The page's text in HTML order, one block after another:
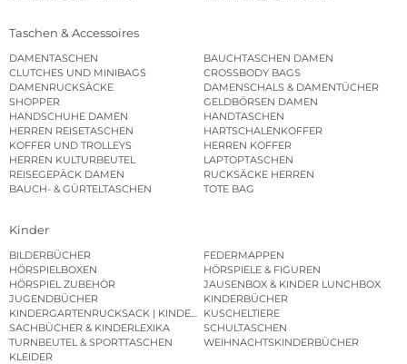
Taschen & Accessoires
DAMENTASCHEN
BAUCHTASCHEN DAMEN
CLUTCHES UND MINIBAGS
CROSSBODY BAGS
DAMENRUCKSÄCKE
DAMENSCHALS & DAMENTÜCHER
SHOPPER
GELDBÖRSEN DAMEN
HANDSCHUHE DAMEN
HANDTASCHEN
HERREN REISETASCHEN
HARTSCHALENKOFFER
KOFFER UND TROLLEYS
HERREN KOFFER
HERREN KULTURBEUTEL
LAPTOPTASCHEN
REISEGEPÄCK DAMEN
RUCKSÄCKE HERREN
BAUCH- & GÜRTELTASCHEN
TOTE BAG
Kinder
BILDERBÜCHER
FEDERMAPPEN
HÖRSPIELBOXEN
HÖRSPIELE & FIGUREN
HÖRSPIEL ZUBEHÖR
JAUSENBOX & KINDER LUNCHBOX
JUGENDBÜCHER
KINDERBÜCHER
KINDERGARTENRUCKSACK | KINDERGARTENBEUTEL
KUSCHELTIERE
SACHBÜCHER & KINDERLEXIKA
SCHULTASCHEN
TURNBEUTEL & SPORTTASCHEN
WEIHNACHTSKINDERBÜCHER
KLEIDER